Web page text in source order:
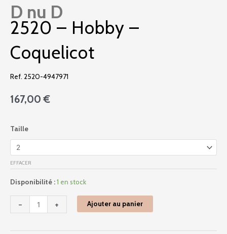
D nu D
2520 – Hobby –
Coquelicot
Ref. 2520-4947971
167,00€
Taille
EFFACER
Disponibilité :1 en stock
-
de
2520
-
Hobby
-
+ Ajouter au panier